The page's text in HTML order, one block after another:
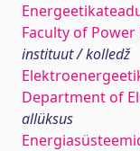
Faculty of
instituut / kolledž
Department of
allüksus